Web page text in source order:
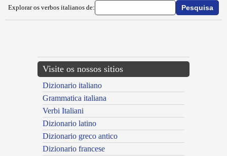
Explorar os verbos italianos de:
Visite os nossos sitios
Dizionario italiano
Grammatica italiana
Verbi Italiani
Dizionario latino
Dizionario greco antico
Dizionario francese